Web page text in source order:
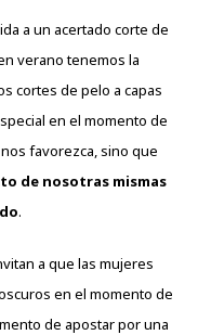
a un acertado corte de
verano tenemos la
cortes de pelo a capas
en el momento de
favorezca, sino que
de nosotras mismas
.
a que las mujeres
en el momento de
de apostar por una